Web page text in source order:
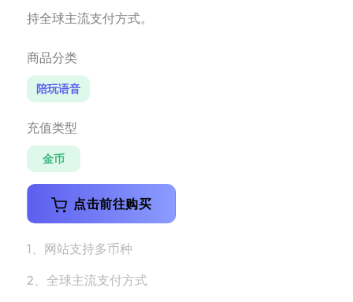
持全球主流支付方式。
商品分类
陪玩语音
充值类型
金币
点击前往购买
1、网站支持多币种
2、全球主流支付方式